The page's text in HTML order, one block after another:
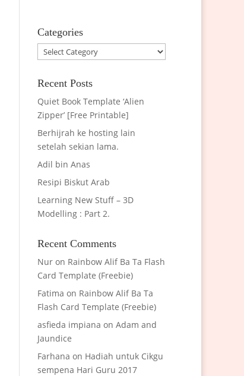
Categories
Categories
Recent Posts
Quiet Book Template ‘Alien
Zipper’ [Free Printable]
Berhijrah ke hosting lain
setelah sekian lama.
Adil bin Anas
Resipi Biskut Arab
Learning New Stuff – 3D
Modelling : Part 2.
Recent Comments
Nur on Rainbow Alif Ba Ta Flash
Card Template (Freebie)
Fatima on Rainbow Alif Ba Ta
Flash Card Template (Freebie)
asfieda impiana onAdam and
Jaundice
Farhana on Hadiah untuk Cikgu
sempena Hari Guru 2017